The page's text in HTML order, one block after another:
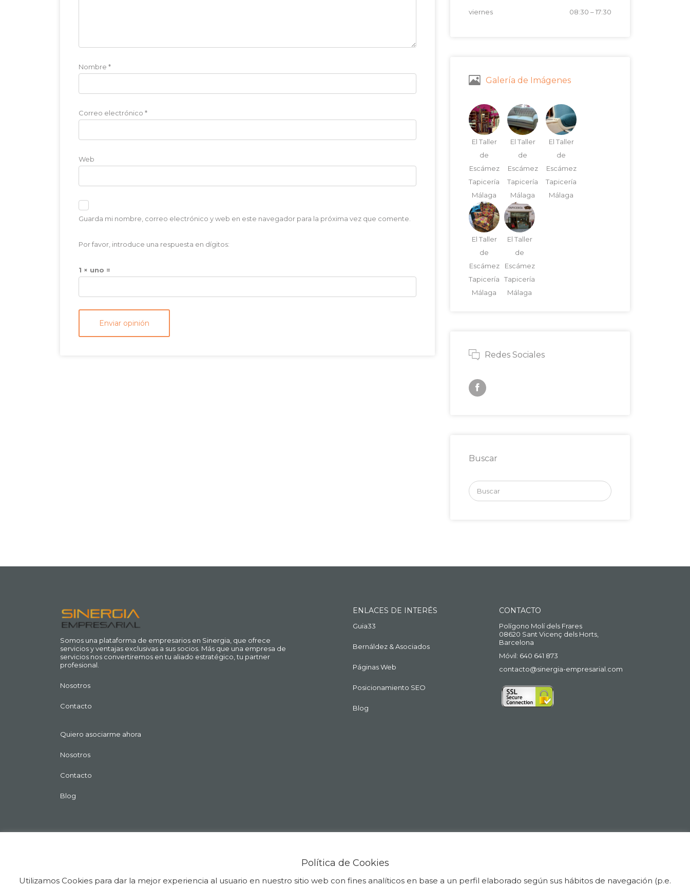
Nombre *
Correo electrónico *
Web
Guarda mi nombre, correo electrónico y web en este navegador para la próxima vez que comente.
Por favor, introduce una respuesta en dígitos:
1 × uno =
viernes 08:30 –17:30
Galería de Imágenes
El Taller
de
Escámez
Tapicería
Málaga
El Taller
de
Escámez
Tapicería
Málaga
El Taller
de
Escámez
Tapicería
Málaga
El Taller
de
Escámez
Tapicería
Málaga
El Taller
de
Escámez
Tapicería
Málaga
Redes Sociales
Buscar
Buscar
por:
Somos una plataforma de empresarios en Sinergia, que ofrece
servicios y ventajas exclusivas a sus socios. Más que una empresa de
servicios nos convertiremos en tu aliado estratégico, tu partner
profesional.
Nosotros
Contacto
Quiero asociarme ahora
Nosotros
Contacto
Blog
ENLACES DE INTERÉS
Guia33
Bernáldez & Asociados
Páginas Web
Posicionamiento SEO
Blog
CONTACTO
Polígono Molí dels Frares
08620 Sant Vicenç dels Horts,
Barcelona
Móvil: 640 641 873
contacto@sinergia-empresarial.com
Política de Cookies
Utilizamos Cookies para dar la mejor experiencia al usuario en nuestro sitio web con fines analíticos en base a un perfil elaborado según sus hábitos de navegación (p.e.